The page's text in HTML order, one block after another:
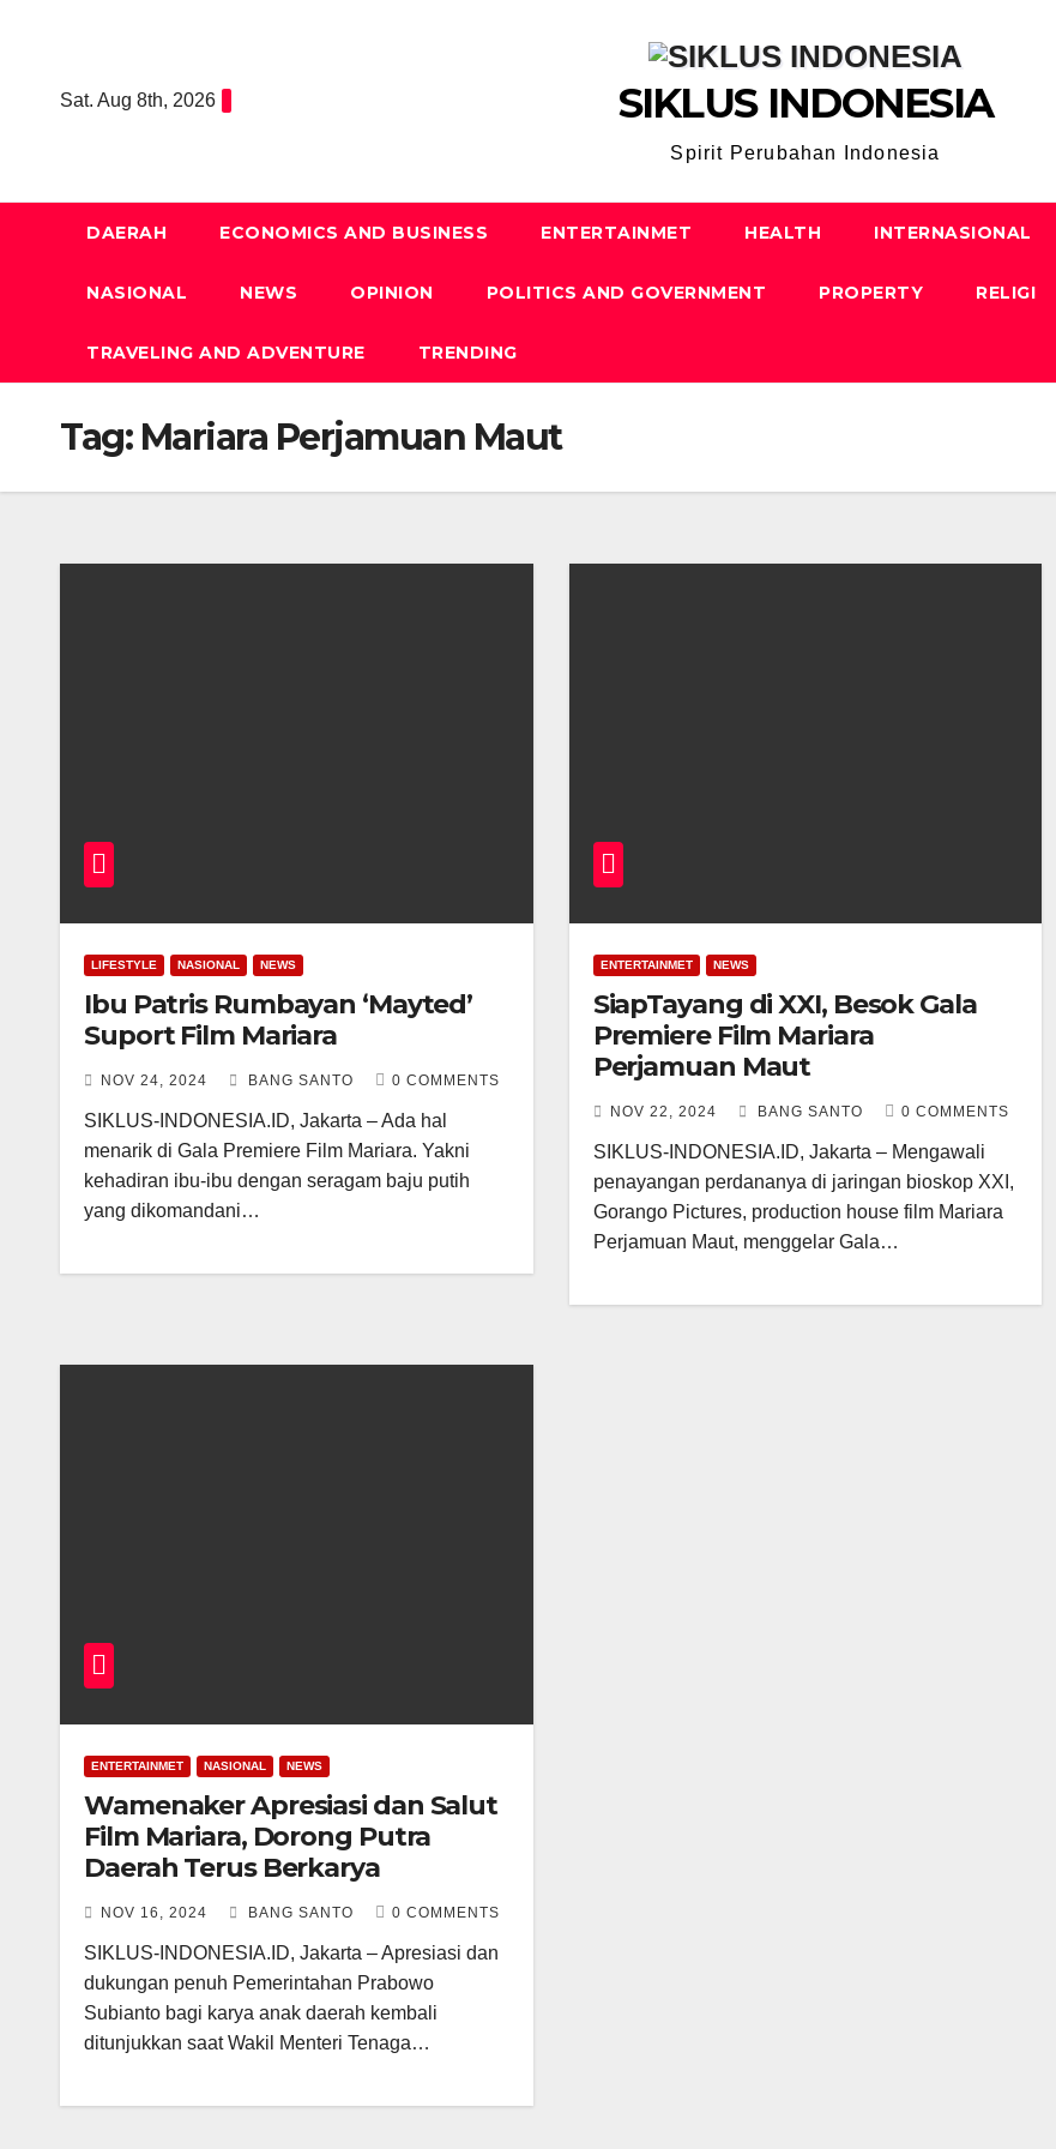
Sat. Aug 8th, 2026 SIKLUS INDONESIA
Spirit Perubahan Indonesia
DAERAH ECONOMICS AND BUSINESS ENTERTAINMET HEALTH INTERNASIONAL
NASIONAL NEWS OPINION POLITICS AND GOVERNMENT PROPERTY RELIGI
TRAVELING AND ADVENTURE TRENDING
Tag: Mariara Perjamuan Maut
LIFESTYLE NASIONAL NEWS
Ibu Patris Rumbayan ‘Mayted’
Suport Film Mariara
NOV 24, 2024 BANG SANTO 0 COMMENTS
SIKLUS-INDONESIA.ID, Jakarta – Ada hal
menarik di Gala Premiere Film Mariara. Yakni
kehadiran ibu-ibu dengan seragam baju putih
yang dikomandani…
ENTERTAINMET NEWS
SiapTayang di XXI, Besok Gala
Premiere Film Mariara
Perjamuan Maut
NOV 22, 2024 BANG SANTO 0 COMMENTS
SIKLUS-INDONESIA.ID, Jakarta – Mengawali
penayangan perdananya di jaringan bioskop XXI,
Gorango Pictures, production house film Mariara
Perjamuan Maut, menggelar Gala…
ENTERTAINMET NASIONAL NEWS
Wamenaker Apresiasi dan Salut
Film Mariara, Dorong Putra
Daerah Terus Berkarya
NOV 16, 2024 BANG SANTO 0 COMMENTS
SIKLUS-INDONESIA.ID, Jakarta – Apresiasi dan
dukungan penuh Pemerintahan Prabowo
Subianto bagi karya anak daerah kembali
ditunjukkan saat Wakil Menteri Tenaga…